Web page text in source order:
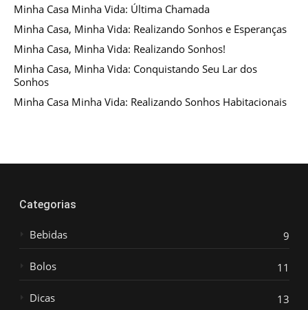
Minha Casa Minha Vida: Última Chamada
Minha Casa, Minha Vida: Realizando Sonhos e Esperanças
Minha Casa, Minha Vida: Realizando Sonhos!
Minha Casa, Minha Vida: Conquistando Seu Lar dos
Sonhos
Minha Casa Minha Vida: Realizando Sonhos Habitacionais
Categorias
Bebidas 9
Bolos 11
Dicas 13